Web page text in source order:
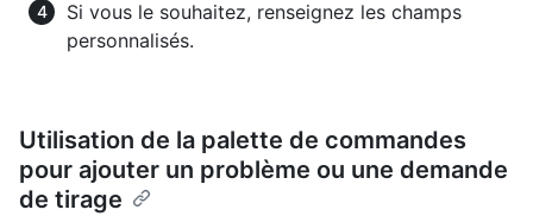
Si vous le souhaitez, renseignez les champs
personnalisés.
Utilisation de la palette de commandes
pour ajouter un problème ou une demande
de tirage